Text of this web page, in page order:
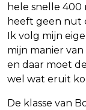
hele snelle
heeft geen nut
Ik volg mijn
mijn manier
en daar moet
wel wat eruit
De klasse van